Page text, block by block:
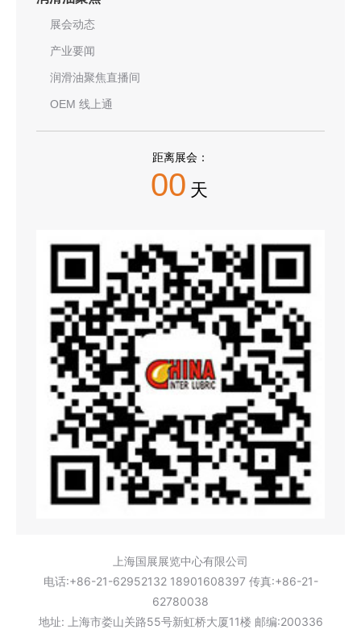
展会动态
产业要闻
润滑油聚焦直播间
OEM 线上通
距离展会：
00 天
上海国展展览中心有限公司
电话:+86-21-62952132 18901608397 传真:+86-21-
62780038
地址: 上海市娄山关路55号新虹桥大厦11楼 邮编:200336